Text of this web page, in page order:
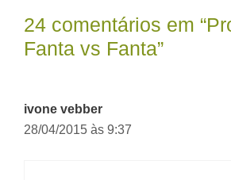
24 comentários em
Fanta vs Fanta”
ivone vebber
28/04/2015 às 9:37